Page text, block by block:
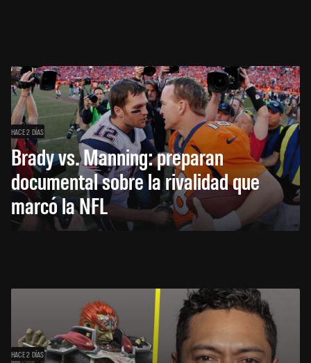
HACE 2 DÍAS
Brady vs. Manning: preparan
documental sobre la rivalidad que
marcó la NFL
HACE 2 DÍAS